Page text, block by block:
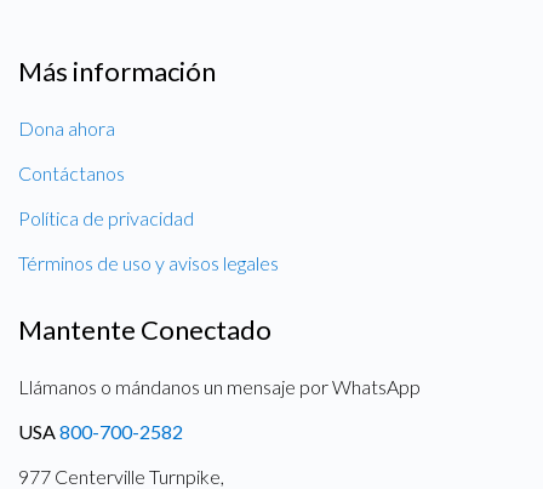
Más información
Dona ahora
Contáctanos
Política de privacidad
Términos de uso y avisos legales
Mantente Conectado
Llámanos o mándanos un mensaje por WhatsApp
USA800-700-2582
977 Centerville Turnpike,